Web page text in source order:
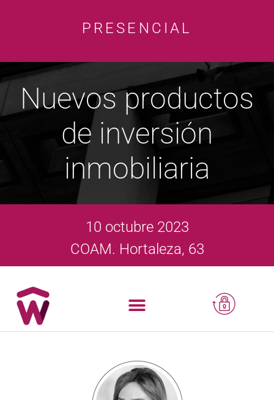
PRESENCIAL
Nuevos productos
de inversión
inmobiliaria
10 octubre 2023
COAM. Hortaleza, 63